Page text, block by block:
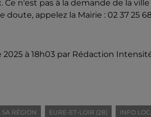
Ce n'est pas à la demande de la
doute, appelez la Mairie : 02 37 25
2025 à 18h03 par Rédaction
SA RÉGION EURE-ET-LOIR (28) INFO